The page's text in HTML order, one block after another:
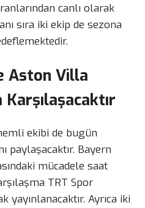
canlı olarak
sıra iki ekip de sezona
Aston Villa
Karşılaşacaktır
ekibi de bugün
paylaşacaktır. Bayern
mücadele saat
TRT Spor
yayınlanacaktır. Ayrıca iki